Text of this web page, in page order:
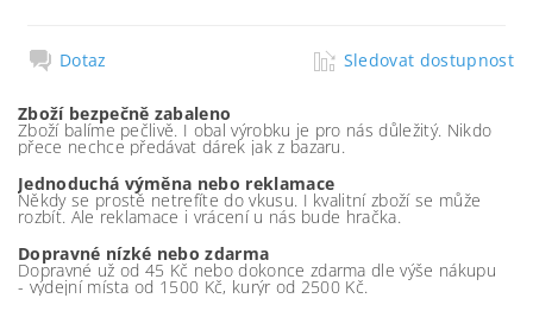
Dotaz Sledovat dostupnost
Zboží bezpečně zabaleno
Zboží balíme pečlivě. I obal výrobku je pro nás důležitý. Nikdo
přece nechce předávat dárek jak z bazaru.
Jednoduchá výměna nebo reklamace
Někdy se prostě netrefíte do vkusu. I kvalitní zboží se může
rozbít. Ale reklamace i vrácení u nás bude hračka.
Dopravné nízké nebo zdarma
Dopravné už od 45 Kč nebo dokonce zdarma dle výše nákupu
- výdejní místa od 1500 Kč, kurýr od 2500 Kč.